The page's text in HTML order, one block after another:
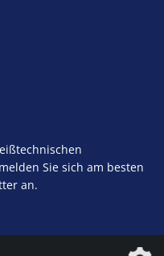
Sie sich am besten
an.